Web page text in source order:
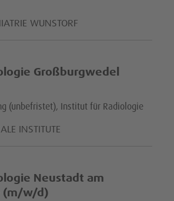
WUNSTORF
Großburgwedel
(unbefristet), Institut für Radiologie
INSTITUTE
Neustadt am
(m/w/d)